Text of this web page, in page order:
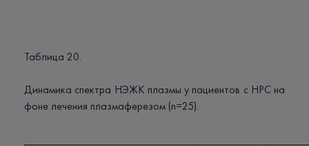
Таблица 20.
Динамика спектра НЭЖК плазмы у пациентов с НРС на
фоне лечения плазмаферезом (n=25).